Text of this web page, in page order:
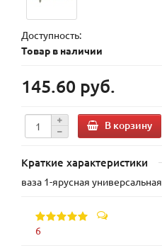
Доступность:
Товар в наличии
145.60 руб.
В корзину
Краткие характеристики
ваза 1-ярусная универсальная
6